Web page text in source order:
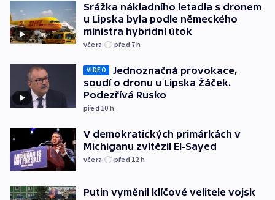
Srážka nákladního letadla s dronem
u Lipska byla podle německého
ministra hybridní útok
včera před 7h
VIDEO
Jednoznačná provokace,
soudí o dronu u Lipska Žáček.
Podezřívá Rusko
před 10 h
V demokratických primárkách v
Michiganu zvítězil El-Sayed
včera před 12 h
Putin vyměnil klíčové velitele vojsk